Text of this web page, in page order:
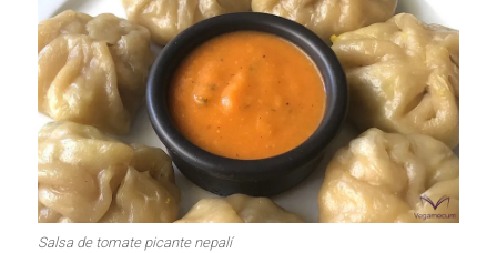
legumbres
Cocina en Familia
¡A dipear!
Primeros para
brillar
Salsa de tomate picante nepalí